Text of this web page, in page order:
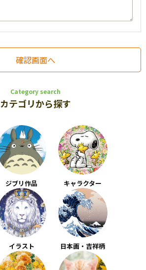
Category search
カテゴリから探す
ジブリ作品 キャラクター
イラスト 日本画・吉祥柄